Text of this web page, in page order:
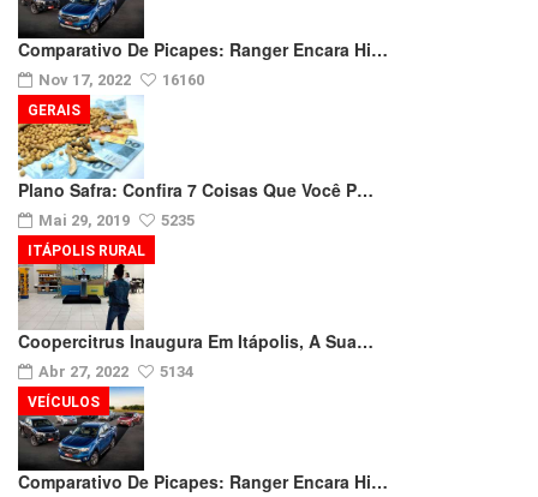
Comparativo De Picapes: Ranger Encara Hi…
Nov 17, 2022 16160
Plano Safra: Confira 7 Coisas Que Você P…
Mai 29, 2019 5235
GERAIS
Coopercitrus Inaugura Em Itápolis, A Sua…
Abr 27, 2022 5134
ITÁPOLIS RURAL
Comparativo De Picapes: Ranger Encara Hi…
VEÍCULOS